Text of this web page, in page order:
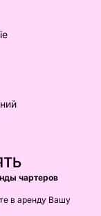
чартеров
в аренду Вашу